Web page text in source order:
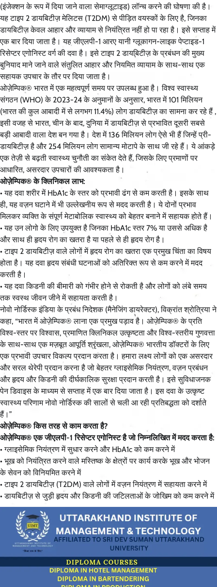
(इंजेक्शन के रूप में दिया जाने वाला सेमाग्लूटाइड) लॉन्च करने की घोषणा की है।
यह टाइप 2 डायबिटीज़ मेलिटस (T2DM) से पीड़ित वयस्कों के लिए है, जिनका
डायबिटीज़ केवल आहार और व्यायाम से नियंत्रित नहीं हो पा रहा है। इसे सप्ताह में
एक बार दिया जाता है। यह जीएलपी-1 आरए यानी ग्लूकागन-लाइक पेप्टाइड-1
रिसेप्टर एगोनिस्ट वर्ग की दवा है। इसे टाइप 2 डायबिटीज़ के प्रबंधन की मुख्य
बुनियाद माने जाने वाले संतुलित आहार और नियमित व्यायाम के साथ-साथ एक
सहायक उपचार के तौर पर दिया जाता है।
ओज़ेम्पिक® भारत में एक महत्वपूर्ण समय पर उपलब्ध हुआ है। विश्व स्वास्थ्य
संगठन (WHO) के 2023-24 के अनुमानों के अनुसार, भारत में 101 मिलियन
(भारत की कुल आबादी में से लगभग 11.4%) लोग डायबिटीज़ का सामना कर रहे हैं ,
इसी वजह से भारत, चीन के बाद, दुनिया में डायबिटीज़ से प्रभावित दूसरी सबसे
बड़ी आबादी वाला देश बन गया है। देश में 136 मिलियन लोग ऐसे भी हैं जिन्हें प्री-
डायबिटीज़ है और 254 मिलियन लोग सामान्य मोटापे के साथ जी रहे हैं। ये आंकड़े
एक तेज़ी से बढ़ती स्वास्थ्य चुनौती का संकेत देते हैं, जिसके लिए प्रमाणों पर
आधारित, असरदार उपचारों की आवश्यकता है।
ओज़ेम्पिक® के क्लिनिकल लाभ:
• यह दवा शरीर में HbA1c के स्तर को प्रभावी ढंग से कम करती है। इसके साथ
ही, यह वज़न घटाने में भी उल्लेखनीय रूप से मदद करती है। ये दोनों प्रभाव
मिलकर व्यक्ति के संपूर्ण मेटाबोलिक स्वास्थ्य को बेहतर बनाने में सहायक होते हैं।
• यह उन लोगो के लिए उपयुक्त है जिनका HbA1c स्तर 7% या उससे अधिक है
और साथ ही हृदय रोग का खतरा है या पहले से ही हृदय रोग है।
• टाइप 2 डायबिटीज़ वाले लोगों में हृदय रोग का खतरा एक प्रमुख चिंता का विषय
होता है। यह दवा हृदय संबंधी घटनाओं को अतिरिक्त रूप से कम करने में मदद
करती है।
• यह दवा किडनी की बीमारी को गंभीर होने से रोकती है और लोगों को लंबे समय
तक स्वस्थ जीवन जीने में सहायता करती है।
नोवो नोर्डिस्क इंडिया के प्रबंध निदेशक (मैनेजिंग डायरेक्टर), विक्रांत श्रोत्रिया ने
कहा, “भारत में ओज़ेम्पिक® लाना एक प्रमुख पड़ाव है। ओज़ेम्पिक® के प्रति
विश्व-स्तर पर विश्वास, प्रमाणित क्लिनिकल उत्कृष्टता और विश्व-स्तरीय गुणवत्ता
के साथ-साथ एक मज़बूत आपूर्ति श्रृंखला, ओज़ेम्पिक® भारतीय डॉक्टरों के लिए
एक प्रभावी उपचार विकल्प प्रदान करता है। हमारा लक्ष्य लोगों को एक असरदार
और सरल थेरेपी प्रदान करना है जो बेहतर ग्लाइसेमिक नियंत्रण, वज़न प्रबंधन
और हृदय और किडनी की दीर्घकालिक सुरक्षा प्रदान करती है। इसे सुविधाजनक
पेन डिवाइस के माध्यम से सप्ताह में एक बार दिया जाता है। इस दवा के उत्कृष्ट
स्वास्थ्य परिणाम नोवो नोर्डिस्क की सालों से चली आ रही प्रतिबद्धता को दर्शाते
हैं।”
ओज़ेम्पिक® किस तरह से काम करता है?
ओज़ेम्पिक® एक जीएलपी-1 रिसेप्टर एगोनिस्ट है जो निम्नलिखित में मदद करता है:
• ग्लाइसेमिक नियंत्रण में सुधार करने और HbA1c को कम करने में
• भूख को नियंत्रित करने वाले मस्तिष्क के क्षेत्रों पर कार्य करके भूख और भोजन
के सेवन को विनियमित करने में
• टाइप 2 डायबिटीज़ (T2DM) वाले लोगों में वज़न नियंत्रण में सहायता करने में
• डायबिटीज़ से जुड़ी हृदय और किडनी की जटिलताओं के जोखिम को कम करने में